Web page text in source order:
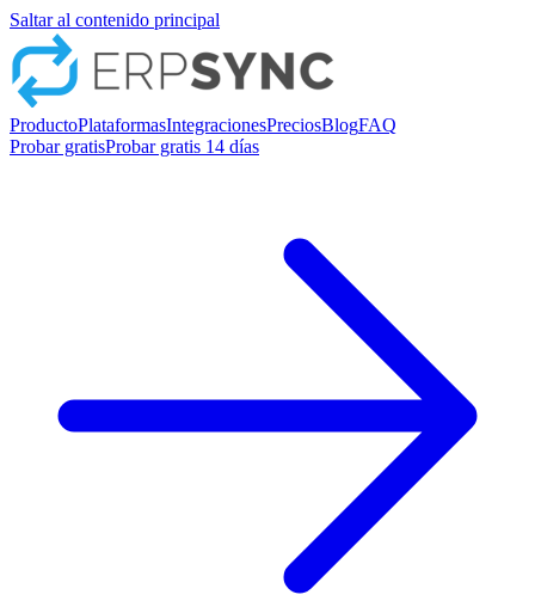
Saltar al contenido principal
ProductoPlataformasIntegracionesPreciosBlogFAQ
Probar gratisProbar gratis 14 días